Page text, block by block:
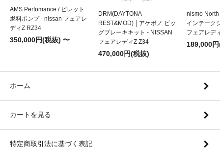
AMS Perfomance / ビレット
燃料ポンプ - nissan フェアレ
ディZ RZ34
350,000円(税抜) 〜
DRM(DAYTONA
REST&MOD) │アケボノ ビッ
グブレーキキット - NISSAN
フェアレディZ Z34
470,000円(税抜)
nismo
インテーク
フェアレデ
189,000
ホーム
カートを見る
特定商取引法に基づく表記